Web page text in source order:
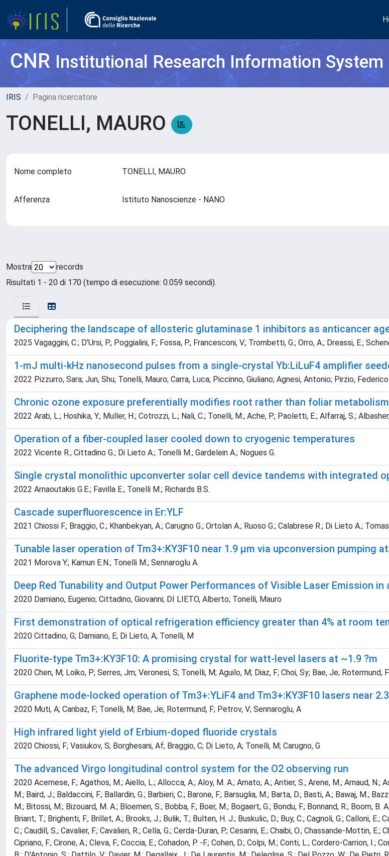
CNRInstitutional Research Information System
IRIS Pagina ricercatore
TONELLI, MAURO
Nome completo TONELLI, MAURO
Afferenza Istituto Nanoscienze - NANO
Mostra
records
Risultati 1 - 20 di 170 (tempo di esecuzione: 0.059 secondi).
Deciphering the landscape of allosteric glutaminase 1 inhibitors as anticancer
2025 Vagaggini, C.; D'Ursi, P.; Poggialini, F.; Fossa, P.; Francesconi, V.; Trombetti, G.; Orro, A.; Dreassi, E.;
1-mJ multi-kHz nanosecond pulses from a single-crystal Yb:LiLuF4 amplifier
2022 Pizzurro, Sara; Jun, Shu; Tonelli, Mauro; Carra, Luca; Piccinno, Giuliano; Agnesi, Antonio; Pirzio, Federico
Chronic ozone exposure preferentially modifies root rather than foliar
2022 Arab, L.; Hoshika, Y.; Muller, H.; Cotrozzi, L.; Nali, C.; Tonelli, M.; Ache, P.; Paoletti, E.; Alfarraj, S.;
Operation of a fiber-coupled laser cooled down to cryogenic temperatures
2022 Vicente R.; Cittadino G.; Di Lieto A.; Tonelli M.; Gardelein A.; Nogues G.
Single crystal monolithic upconverter solar cell device tandems with integrated
2022 Arnaoutakis G.E.; Favilla E.; Tonelli M.; Richards B.S.
Cascade superfluorescence in Er:YLF
2021 Chiossi F.; Braggio, C.; Khanbekyan, A.; Carugno G.; Ortolan A.; Ruoso G.; Calabrese R.; Di Lieto A.;
Tunable laser operation of Tm3+:KY3F10 near 1.9 µm via upconversion pumping
2021 Morova Y.; Kamun E.N.; Tonelli M.; Sennaroglu A.
Deep Red Tunability and Output Power Performances of Visible Laser Emission in
2020 Damiano, Eugenio; Cittadino, Giovanni; DI LIETO, Alberto; Tonelli, Mauro
First demonstration of optical refrigeration efficiency greater than 4% at room
2020 Cittadino, G; Damiano, E; Di Lieto, A; Tonelli, M
Fluorite-type Tm3+:KY3F10: A promising crystal for watt-level lasers at ~1.9 ?m
2020 Chen, M; Loiko, P; Serres, Jm; Veronesi, S; Tonelli, M; Aguilo, M; Diaz, F; Choi, Sy; Bae, Je; Rotermund,
Graphene mode-locked operation of Tm3+:YLiF4 and Tm3+:KY3F10 lasers near
2020 Muti, A; Canbaz, F; Tonelli, M; Bae, Je; Rotermund, F; Petrov, V; Sennaroglu, A
High infrared light yield of Erbium-doped fluoride crystals
2020 Chiossi, F; Vasiukov, S; Borghesani, Af; Braggio, C; Di Lieto, A; Tonelli, M; Carugno, G
The advanced Virgo longitudinal control system for the O2 observing run
2020 Acernese, F.; Agathos, M.; Aiello, L.; Allocca, A.; Aloy, M. A.; Amato, A.; Antier, S.; Arene, M.; Arnaud, N.;
M.; Baird, J.; Baldaccini, F.; Ballardin, G.; Barbieri, C.; Barone, F.; Barsuglia, M.; Barta, D.; Basti, A.; Bawaj, M.;
M.; Bitossi, M.; Bizouard, M. A.; Bloemen, S.; Bobba, F.; Boer, M.; Bogaert, G.; Bondu, F.; Bonnand, R.; Boom,
Briant, T.; Brighenti, F.; Brillet, A.; Brooks, J.; Bulik, T.; Bulten, H. J.; Buskulic, D.; Buy, C.; Cagnoli, G.; Calloni, E.;
C.; Caudill, S.; Cavalier, F.; Cavalieri, R.; Cella, G.; Cerda-Duran, P.; Cesarini, E.; Chaibi, O.; Chassande-Mottin, E.;
Cipriano, F.; Cirone, A.; Cleva, F.; Coccia, E.; Cohadon, P. -F.; Cohen, D.; Colpi, M.; Conti, L.; Cordero-Carrion,